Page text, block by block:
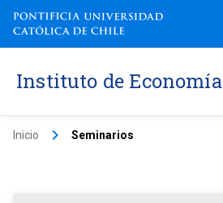
Instituto de Economía
Inicio keyboard_arrow_right Seminarios